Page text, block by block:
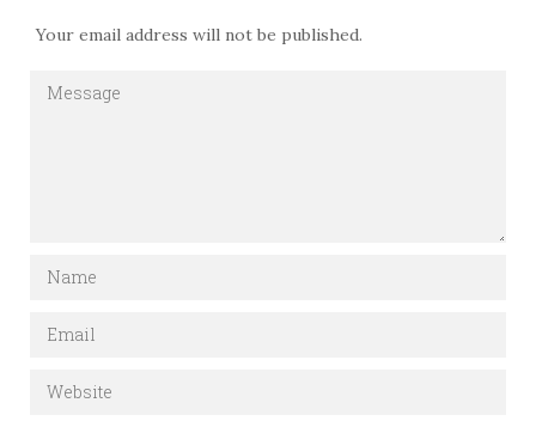
Your email address will not be published.